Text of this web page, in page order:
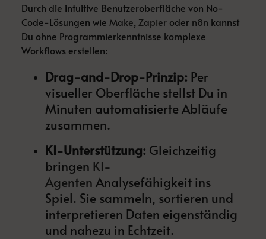
Durch die intuitive Benutzeroberfläche von No-
Code-Lösungen wie Make, Zapier oder n8n kannst
Du ohne Programmierkenntnisse komplexe
Workflows erstellen:
Drag-and-Drop-Prinzip: Per
visueller Oberfläche stellst Du in
Minuten automatisierte Abläufe
zusammen.
KI-Unterstützung: Gleichzeitig
bringen KI-
Agenten Analysefähigkeit ins
Spiel. Sie sammeln, sortieren und
interpretieren Daten eigenständig
und nahezu in Echtzeit.